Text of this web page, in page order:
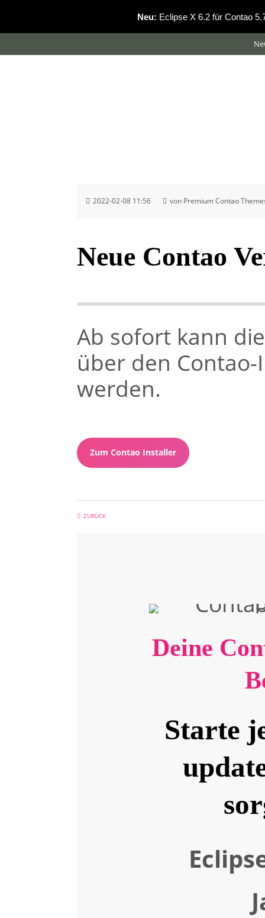
Neu: Eclipse X 6.2 für Contao
2022-02-08 11:56 von Premium Contao
Neue Contao
Ab sofort kann
über den
werden.
Zum Contao Installer
ZURÜCK
Deine
Starte